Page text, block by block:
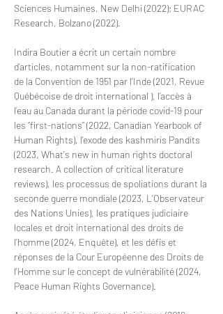
Sciences Humaines, New Delhi (2022); EURAC
Research, Bolzano (2022).
Indira Boutier a écrit un certain nombre
d’articles, notamment sur la non-ratification
de la Convention de 1951 par l’Inde (2021, Revue
Québécoise de droit international ), l’accès à
l’eau au Canada durant la période covid-19 pour
les “first-nations” (2022, Canadian Yearbook of
Human Rights), l’exode des kashmiris Pandits
(2023, What's new in human rights doctoral
research. A collection of critical literature
reviews), les processus de spoliations durant la
seconde guerre mondiale (2023, L’Observateur
des Nations Unies), les pratiques judiciaire
locales et droit international des droits de
l’homme (2024, Enquête), et les défis et
réponses de la Cour Européenne des Droits de
l'Homme sur le concept de vulnérabilité (2024,
Peace Human Rights Governance).